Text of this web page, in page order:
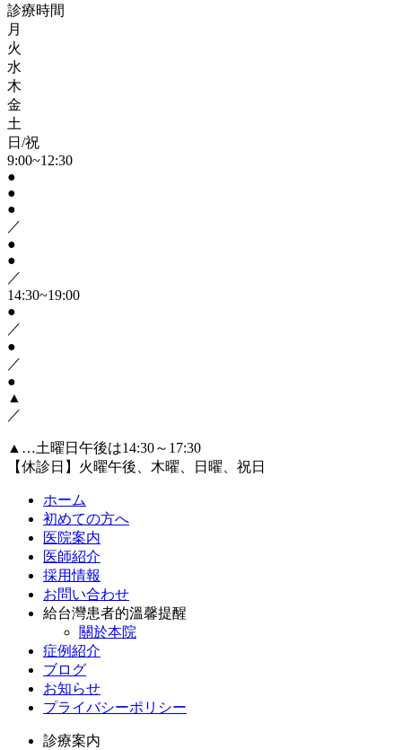
診療時間
月
火
水
木
金
土
日/祝
9:00~12:30
●
●
●
／
●
●
／
14:30~19:00
●
／
●
／
●
▲
／
▲…土曜日午後は14:30～17:30
【休診日】火曜午後、木曜、日曜、祝日
ホーム
初めての方へ
医院案内
医師紹介
採用情報
お問い合わせ
給台灣患者的溫馨提醒
關於本院
症例紹介
ブログ
お知らせ
プライバシーポリシー
診療案内